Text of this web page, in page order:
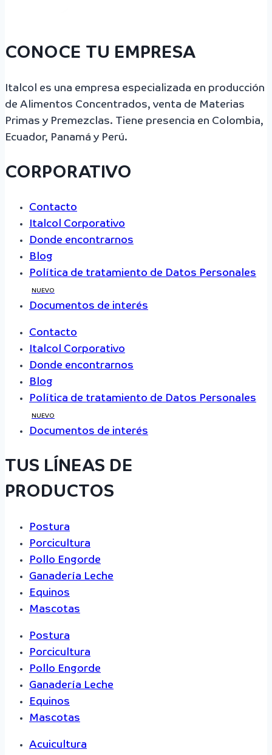
CONOCE TU EMPRESA
Italcol es una empresa especializada en producción
de Alimentos Concentrados, venta de Materias
Primas y Premezclas. Tiene presencia en Colombia,
Ecuador, Panamá y Perú.
CORPORATIVO
Contacto
Italcol Corporativo
Donde encontrarnos
Blog
Política de tratamiento de Datos Personales
NUEVO
Documentos de interés
Contacto
Italcol Corporativo
Donde encontrarnos
Blog
Política de tratamiento de Datos Personales
NUEVO
Documentos de interés
TUS LÍNEAS DE
PRODUCTOS
Postura
Porcicultura
Pollo Engorde
Ganadería Leche
Equinos
Mascotas
Postura
Porcicultura
Pollo Engorde
Ganadería Leche
Equinos
Mascotas
Acuicultura